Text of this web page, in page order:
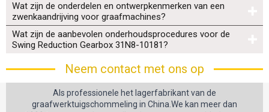
Wat zijn de onderdelen en ontwerpkenmerken van een
zwenkaandrijving voor graafmachines?
Wat zijn de aanbevolen onderhoudsprocedures voor de
Swing Reduction Gearbox 31N8-10181?
Neem contact met ons op
Als professionele het lagerfabrikant van de
graafwerktuigschommeling in China.We kan meer dan